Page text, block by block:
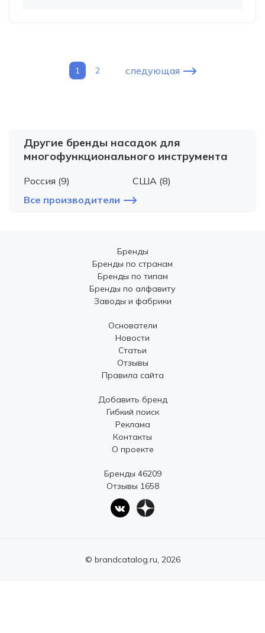
1 2 следующая
Другие бренды насадок для
многофункционального инструмента
Россия (9)
США (8)
Все производители
Бренды
Бренды по странам
Бренды по типам
Бренды по алфавиту
Заводы и фабрики
Основатели
Новости
Статьи
Отзывы
Правила сайта
Добавить бренд
Гибкий поиск
Реклама
Контакты
О проекте
Бренды 46209
Отзывы 1658
© brandcatalog.ru, 2026